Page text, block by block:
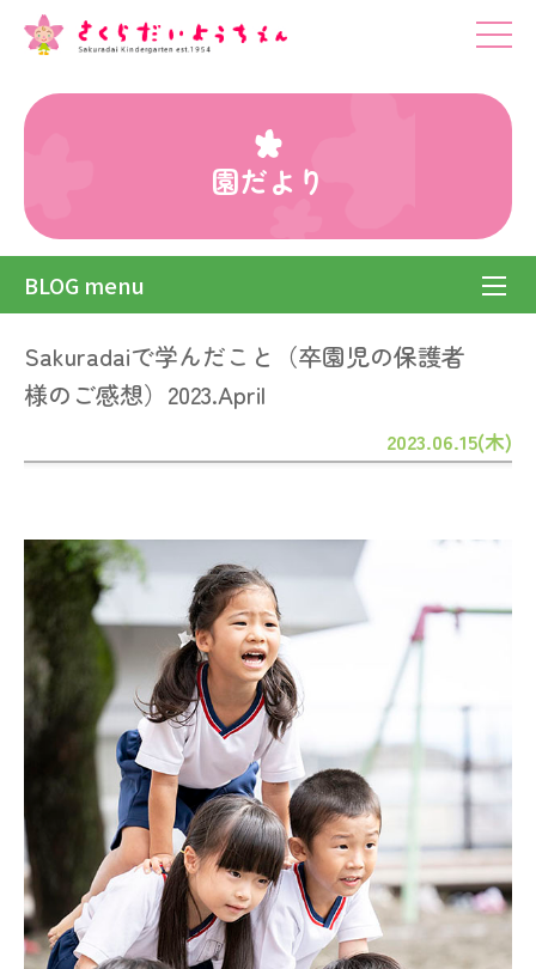
園だより
BLOG menu
Sakuradaiで学んだこと（卒園児の保護者
様のご感想）2023.April
2023.06.15(木)